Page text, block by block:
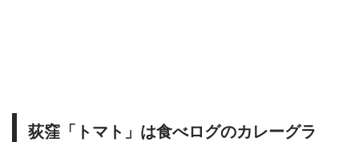
荻窪「トマト」は食べログのカレーグラ